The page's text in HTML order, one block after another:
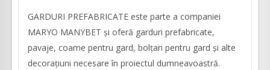
GARDURI PREFABRICATE este parte a companiei
MARYO MANYBET și oferă garduri prefabricate,
pavaje, coame pentru gard, bolțari pentru gard și alte
decorațiuni necesare în proiectul dumneavoastră.